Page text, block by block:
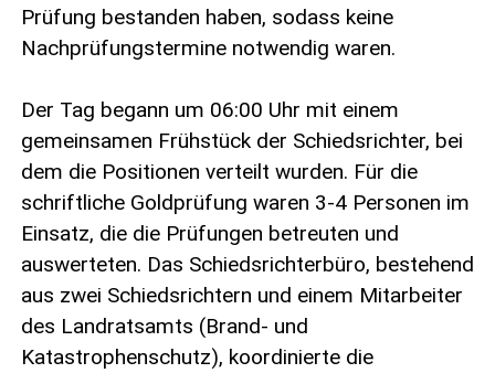
Prüfung bestanden haben, sodass keine
Nachprüfungstermine notwendig waren.
Der Tag begann um 06:00 Uhr mit einem
gemeinsamen Frühstück der Schiedsrichter, bei
dem die Positionen verteilt wurden. Für die
schriftliche Goldprüfung waren 3-4 Personen im
Einsatz, die die Prüfungen betreuten und
auswerteten. Das Schiedsrichterbüro, bestehend
aus zwei Schiedsrichtern und einem Mitarbeiter
des Landratsamts (Brand- und
Katastrophenschutz), koordinierte die